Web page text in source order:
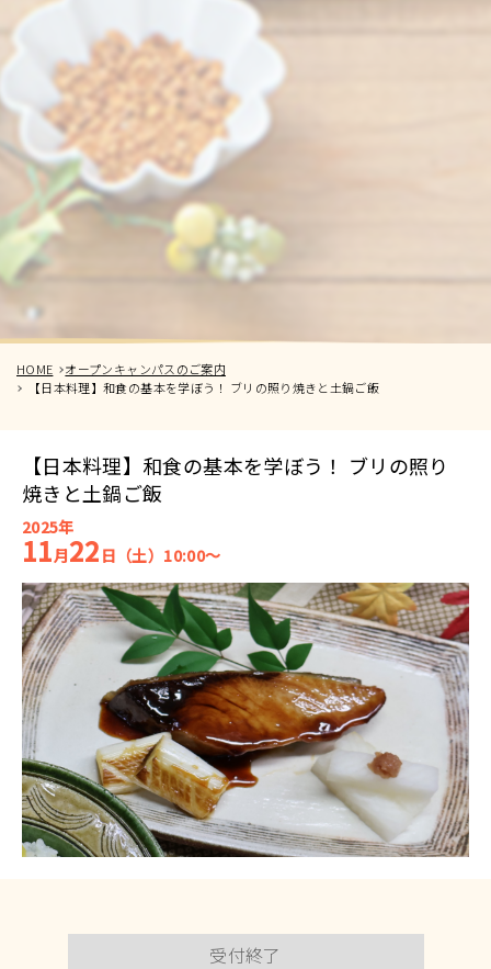
HOME
オープンキャンパスのご案内
【日本料理】和食の基本を学ぼう！ ブリの照り焼きと土鍋ご飯
【日本料理】和食の基本を学ぼう！ ブリの照り
焼きと土鍋ご飯
2025年
11月22 日（土）10:00～
受付終了